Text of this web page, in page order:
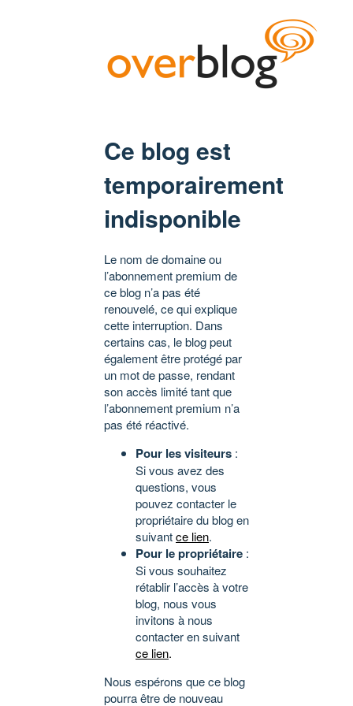
Ce blog est
temporairement
indisponible
Le nom de domaine ou
l’abonnement premium de
ce blog n’a pas été
renouvelé, ce qui explique
cette interruption. Dans
certains cas, le blog peut
également être protégé par
un mot de passe, rendant
son accès limité tant que
l’abonnement premium n’a
pas été réactivé.
Pour les visiteurs :
Si vous avez des
questions, vous
pouvez contacter le
propriétaire du blog en
suivantce lien.
Pour le propriétaire :
Si vous souhaitez
rétablir l’accès à votre
blog, nous vous
invitons à nous
contacter en suivant
ce lien.
Nous espérons que ce blog
pourra être de nouveau